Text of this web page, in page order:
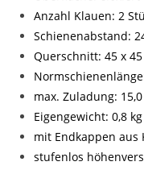
Anzahl Klauen: 2
Schienenabstand:
Querschnitt: 45 x
max. Zuladung:
Eigengewicht: 0,8 kg
mit Endkappen aus
stufenlos